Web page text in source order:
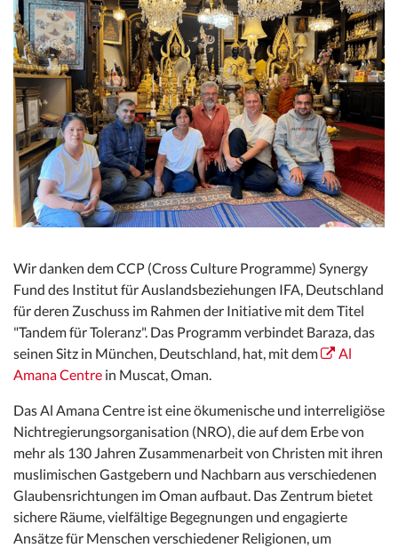
Wir danken dem CCP (Cross Culture Programme) Synergy
Fund des Institut für Auslandsbeziehungen IFA, Deutschland
für deren Zuschuss im Rahmen der Initiative mit dem Titel
"Tandem für Toleranz". Das Programm verbindet Baraza, das
seinen Sitz in München, Deutschland, hat, mit dem
Al
Amana Centre in Muscat, Oman.
Das Al Amana Centre ist eine ökumenische und interreligiöse
Nichtregierungsorganisation (NRO), die auf dem Erbe von
mehr als 130 Jahren Zusammenarbeit von Christen mit ihren
muslimischen Gastgebern und Nachbarn aus verschiedenen
Glaubensrichtungen im Oman aufbaut. Das Zentrum bietet
sichere Räume, vielfältige Begegnungen und engagierte
Ansätze für Menschen verschiedener Religionen, um